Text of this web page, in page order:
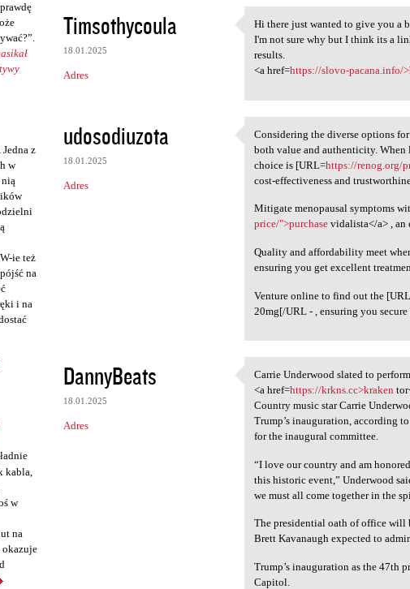
z
w
nią
ie też
na
i na
kabla,
w
na
okazuje
K
o
m
e
t
a
r
Timsothycoula
18.01.2025
Adres
Hi there just wanted to give
Hi there just wanted to give you a
I'm not sure why but I think its a
results.
<a href=https://slovo-pacana.info/
udosodiuzota
18.01.2025
Adres
Considering the diverse
Considering the diverse options
both value and authenticity.
choice is [URL=https://renog.org/
cost-effectiveness and
Mitigate menopausal symptoms
price/">purchase vidalista</a> , an
Quality and affordability meet
ensuring you get excellent
Venture online to find out the
20mg[/URL - , ensuring you
DannyBeats
18.01.2025
Adres
Carrie Underwood slated to
Carrie Underwood slated to
<a href=https://krkns.cc>kraken
Country music star Carrie
Trump’s inauguration, according
for the inaugural committee.
“I love our country and am
this historic event,” Underwood
we must all come together in the
The presidential oath of office will
Brett Kavanaugh expected to
Trump’s inauguration as the 47th
Capitol.